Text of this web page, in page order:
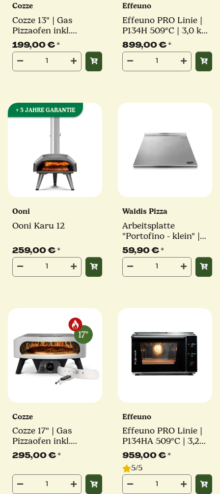
Cozze
Cozze 13" | Gas
Pizzaofen inkl.
Pizzastein, Reglerset
und Hitzeschutz |
CLASSIC | 5,0 kW
199,00 €*
Effeuno
Effeuno PRO Linie |
P134H 509°C | 3,0 kW
| inkl. original
Effeuno-Stein |
Elektro Pizzaofen
899,00 €*
+ 5 JAHRE GARANTIE
Ooni
Ooni Karu 12
259,00 €*
Waldis Pizza
Arbeitsplatte
"Portofino - klein" |
48 x 48,5 x 2,5 cm |
Waldis Pizza
59,90 €*
Cozze
Cozze 17" | Gas
Pizzaofen inkl.
Pizzastein, Reglerset
und Hitzeschutz |
CLASSIC | 8,0 kW
295,00 €*
Effeuno
Effeuno PRO Linie |
P134HA 509°C | 3,2
kW | inkl. original
Effeuno-Stein |
Elektro Pizzaofen
959,00 €*
5/5